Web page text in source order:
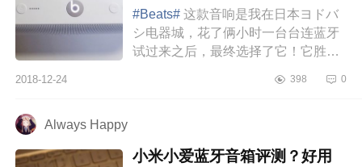
#Beats# 这款音响是我在日本ヨドバ
シ电器城，花了俩小时一台台连蓝牙
试过来之后，最终选择了它！它胜出
鬼卞和SoulJa两位低音炮试过，没...
2018-12-24 398 0
Always Happy
小米小爱蓝牙音箱评测？好用